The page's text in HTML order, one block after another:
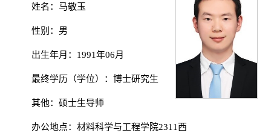
姓名：马敬玉
性别：男
出生年月： 1991年06月
最终学历（学位）：博士研究生
其他：硕士生导师
办公地点：材料科学与工程学院2311西